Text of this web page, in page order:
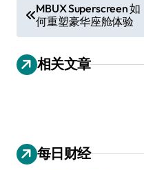
章
导
航
MBUX Superscreen 如
何重塑豪华座舱体验
相关文章
每日财经